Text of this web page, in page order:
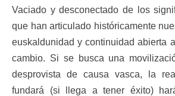
Vaciado y desconectado de los
que han articulado históricamente
euskaldunidad y continuidad abierta
cambio. Si se busca una
desprovista de causa vasca, la
fundará (si llega a tener éxito)